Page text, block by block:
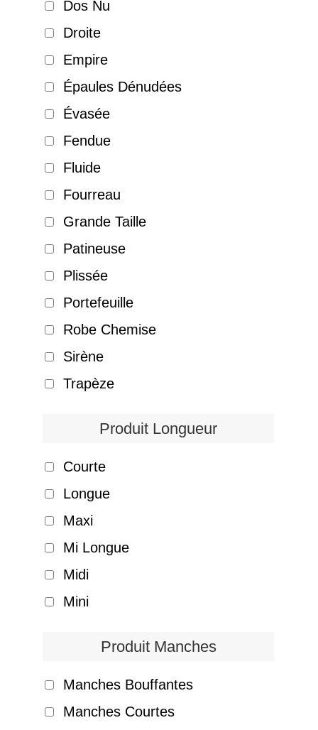
Dos Nu
Droite
Empire
Épaules Dénudées
Évasée
Fendue
Fluide
Fourreau
Grande Taille
Patineuse
Plissée
Portefeuille
Robe Chemise
Sirène
Trapèze
Produit Longueur
Courte
Longue
Maxi
Mi Longue
Midi
Mini
Produit Manches
Manches Bouffantes
Manches Courtes